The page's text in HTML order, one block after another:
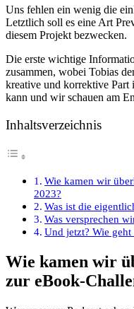
Uns fehlen ein wenig die
Letztlich soll es eine Art
diesem Projekt bezwecken.
Die erste wichtige
zusammen, wobei Tobias
kreative und korrektive Part
kann und wir schauen am
Inhaltsverzeichnis
Wie kamen wir
2023?
Was ist die
Was versprechen
Und jetzt? Wie geht
Wie kamen wir
zur eBook-